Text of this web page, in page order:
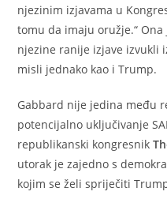
njezinim izjavama u
tomu da imaju oružje.“
njezine ranije izjave izvukli
misli jednako kao i Trump.
Gabbard nije jedina među
potencijalno uključivanje
republikanski kongresnik
utorak je zajedno s
kojim se želi spriječiti